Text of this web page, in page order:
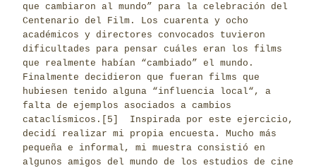
que cambiaron al mundo” para la celebración del
Centenario del Film. Los cuarenta y ocho
académicos y directores convocados tuvieron
dificultades para pensar cuáles eran los films
que realmente habían “cambiado” el mundo.
Finalmente decidieron que fueran films que
hubiesen tenido alguna “influencia local“, a
falta de ejemplos asociados a cambios
cataclísmicos. [5]
Inspirada por este ejercicio,
decidí realizar mi propia encuesta. Mucho más
pequeña e informal, mi muestra consistió en
algunos amigos del mundo de los estudios de cine